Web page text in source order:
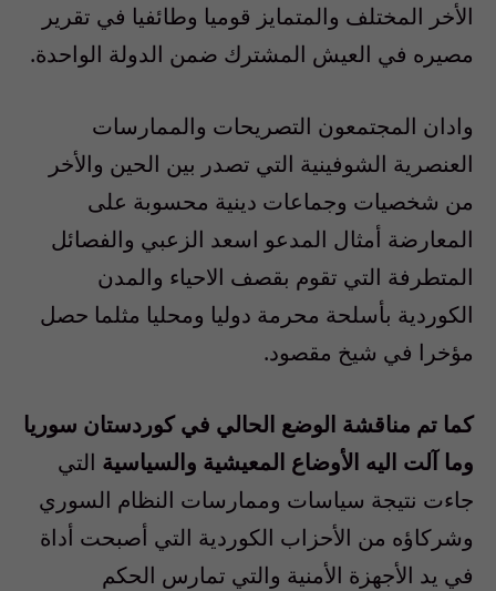
الأخر المختلف والمتمايز قوميا وطائفيا في تقرير
مصيره في العيش المشترك ضمن الدولة الواحدة.
وادان المجتمعون التصريحات والممارسات
العنصرية الشوفينية التي تصدر بين الحين والأخر
من شخصيات وجماعات دينية محسوبة على
المعارضة أمثال المدعو اسعد الزعبي والفصائل
المتطرفة التي تقوم بقصف الاحياء والمدن
الكوردية بأسلحة محرمة دوليا ومحليا مثلما حصل
مؤخرا في شيخ مقصود.
كما تم مناقشة الوضع الحالي في كوردستان سوريا
وما آلت اليه الأوضاع المعيشية والسياسية التي
جاءت نتيجة سياسات وممارسات النظام السوري
وشركاؤه من الأحزاب الكوردية التي أصبحت أداة
في يد الأجهزة الأمنية والتي تمارس الحكم